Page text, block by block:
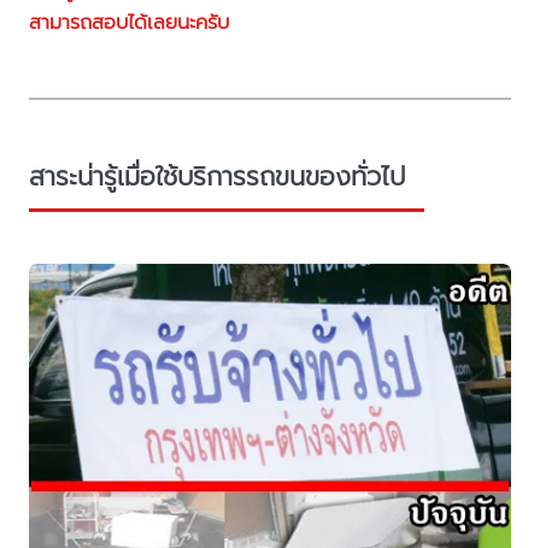
สามารถสอบได้เลยนะครับ
สาระน่ารู้เมื่อใช้บริการรถขนของทั่วไป